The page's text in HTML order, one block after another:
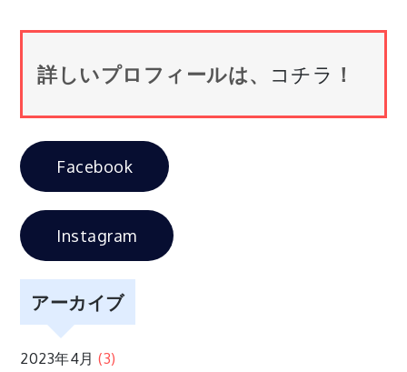
ビ
ゲ
ー
シ
ョ
ン
詳しいプロフィールは、 コチラ ！
Facebook
Instagram
アーカイブ
2023年4月 (3)